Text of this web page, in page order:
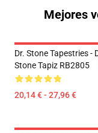
Mejores
Dr. Stone Tapestries -
Stone Tapiz RB2805
20,14 € - 27,96 €